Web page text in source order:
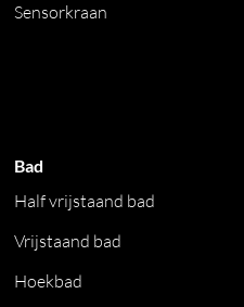
Sensorkraan
Bad
Half vrijstaand bad
Vrijstaand bad
Hoekbad